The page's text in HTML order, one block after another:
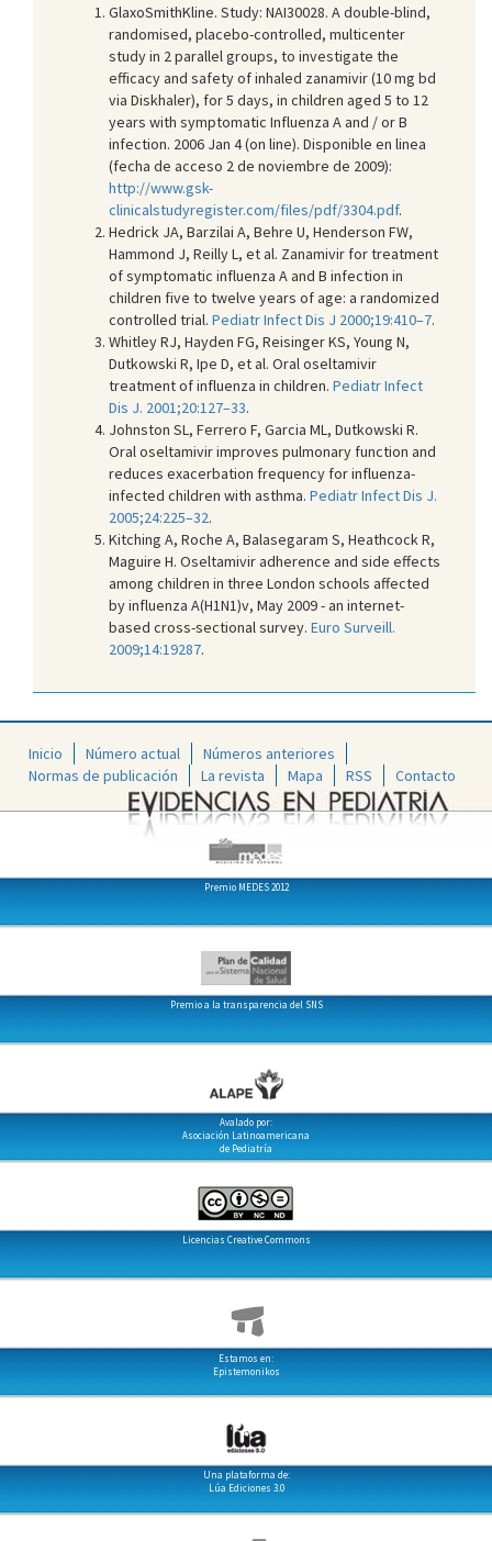
GlaxoSmithKline. Study: NAI30028. A double-blind,
randomised, placebo-controlled, multicenter
study in 2 parallel groups, to investigate the
efficacy and safety of inhaled zanamivir (10 mg bd
via Diskhaler), for 5 days, in children aged 5 to 12
years with symptomatic Influenza A and / or B
infection. 2006 Jan 4 (on line). Disponible en linea
(fecha de acceso 2 de noviembre de 2009):
http://www.gsk-
clinicalstudyregister.com/files/pdf/3304.pdf.
Hedrick JA, Barzilai A, Behre U, Henderson FW,
Hammond J, Reilly L, et al. Zanamivir for treatment
of symptomatic influenza A and B infection in
children five to twelve years of age: a randomized
controlled trial. Pediatr Infect Dis J 2000;19:410–7.
Whitley RJ, Hayden FG, Reisinger KS, Young N,
Dutkowski R, Ipe D, et al. Oral oseltamivir
treatment of influenza in children. Pediatr Infect
Dis J. 2001;20:127–33.
Johnston SL, Ferrero F, Garcia ML, Dutkowski R.
Oral oseltamivir improves pulmonary function and
reduces exacerbation frequency for influenza-
infected children with asthma. Pediatr Infect Dis J.
2005;24:225–32.
Kitching A, Roche A, Balasegaram S, Heathcock R,
Maguire H. Oseltamivir adherence and side effects
among children in three London schools affected
by influenza A(H1N1)v, May 2009 - an internet-
based cross-sectional survey. Euro Surveill.
2009;14:19287.
Inicio Número actual
Números anteriores
Normas de publicación
La revista Mapa RSS Contacto
Premio MEDES 2012
Premio a la transparencia del SNS
Avalado por:
Asociación Latinoamericana
de Pediatría
Licencias Creative Commons
Estamos en:
Epistemonikos
Una plataforma de:
Lúa Ediciones 3.0